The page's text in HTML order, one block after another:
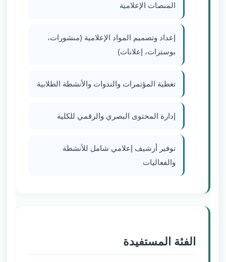
المنصات الإعلامية
إعداد وتصميم المواد الإعلامية (منشورات،
بوسترات، إعلانات)
تغطية المؤتمرات والندوات والأنشطة الطلابية
إدارة المحتوى البصري والرقمي للكلية
توفير أرشيف إعلامي شامل للأنشطة
والفعاليات
الفئة المستفيدة